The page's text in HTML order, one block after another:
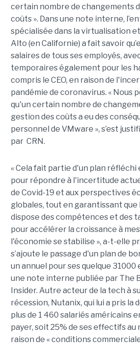
certain nombre de changements
coûts ». Dans une note interne,
spécialisée dans la virtualisation
Alto (en Californie) a fait savoir
salaires de tous ses employés,
temporaires également pour les
compris le CEO, en raison de
pandémie de coronavirus. « Nous
qu'un certain nombre de
gestion des coûts a eu des
personnel de VMware », s’est
par CRN.
« Cela fait partie d'un plan
pour répondre à l'incertitude
de Covid-19 et aux perspectives
globales, tout en garantissant
dispose des compétences et des
pour accélérer la croissance à
l'économie se stabilise », a-t-elle
s’ajoute le passage d'un plan de
un annuel pour ses quelque 31000
une note interne publiée par The
Insider. Autre acteur de la tech à
récession, Nutanix, qui lui a pris la
plus de 1 460 salariés américains
payer, soit 25% de ses effectifs au
raison de « conditions